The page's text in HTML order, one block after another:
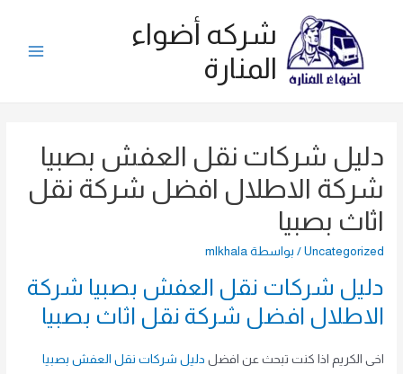
المحتوى
شركه أضواء
المنارة
دليل شركات نقل العفش بصبيا
شركة الاطلال افضل شركة نقل
اثاث بصبيا
Uncategorized / بواسطة mlkhala
دليل شركات نقل العفش بصبيا شركة
الاطلال افضل شركة نقل اثاث بصبيا
اخى الكريم اذا كنت تبحث عن افضل دليل شركات نقل العفش بصبيا